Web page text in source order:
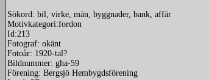
Sökord: bil, virke, män, byggnader, bank, affär
Motivkategori:fordon
Id:213
Fotograf: okänt
Fotoår: 1920-tal?
Bildnummer: gha-59
Förening: Bergsjö Hembygdsförening